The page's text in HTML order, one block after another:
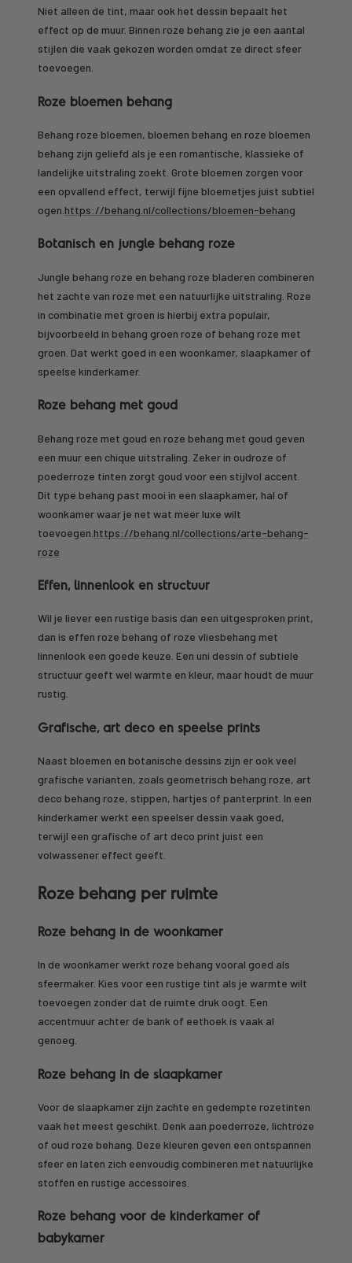
Niet alleen de tint, maar ook het dessin bepaalt het
effect op de muur. Binnen roze behang zie je een aantal
stijlen die vaak gekozen worden omdat ze direct sfeer
toevoegen.
Roze bloemen behang
Behang roze bloemen, bloemen behang en roze bloemen
behang zijn geliefd als je een romantische, klassieke of
landelijke uitstraling zoekt. Grote bloemen zorgen voor
een opvallend effect, terwijl fijne bloemetjes juist subtiel
ogen. https://behang.nl/collections/bloemen-behang
Botanisch en jungle behang roze
Jungle behang roze en behang roze bladeren combineren
het zachte van roze met een natuurlijke uitstraling. Roze
in combinatie met groen is hierbij extra populair,
bijvoorbeeld in behang groen roze of behang roze met
groen. Dat werkt goed in een woonkamer, slaapkamer of
speelse kinderkamer.
Roze behang met goud
Behang roze met goud en roze behang met goud geven
een muur een chique uitstraling. Zeker in oudroze of
poederroze tinten zorgt goud voor een stijlvol accent.
Dit type behang past mooi in een slaapkamer, hal of
woonkamer waar je net wat meer luxe wilt
toevoegen. https://behang.nl/collections/arte-behang-
roze
Effen, linnenlook en structuur
Wil je liever een rustige basis dan een uitgesproken print,
dan is effen roze behang of roze vliesbehang met
linnenlook een goede keuze. Een uni dessin of subtiele
structuur geeft wel warmte en kleur, maar houdt de muur
rustig.
Grafische, art deco en speelse prints
Naast bloemen en botanische dessins zijn er ook veel
grafische varianten, zoals geometrisch behang roze, art
deco behang roze, stippen, hartjes of panterprint. In een
kinderkamer werkt een speelser dessin vaak goed,
terwijl een grafische of art deco print juist een
volwassener effect geeft.
Roze behang per ruimte
Roze behang in de woonkamer
In de woonkamer werkt roze behang vooral goed als
sfeermaker. Kies voor een rustige tint als je warmte wilt
toevoegen zonder dat de ruimte druk oogt. Een
accentmuur achter de bank of eethoek is vaak al
genoeg.
Roze behang in de slaapkamer
Voor de slaapkamer zijn zachte en gedempte rozetinten
vaak het meest geschikt. Denk aan poederroze, lichtroze
of oud roze behang. Deze kleuren geven een ontspannen
sfeer en laten zich eenvoudig combineren met natuurlijke
stoffen en rustige accessoires.
Roze behang voor de kinderkamer of
babykamer